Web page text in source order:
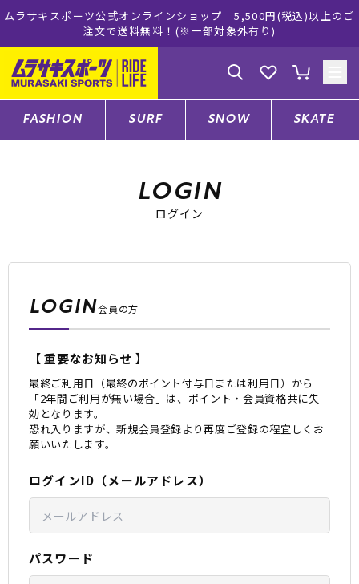
キスポーツ公式オンラインショップ 5,500円(税込)以上のご
注文で送料無料！(※一部対象外有り)
ム
ゲスト様
ログイン 会員登録
スノーTOP
スケートTOP
CONTENTS
特集一覧
RIDE LIFE MAGAZINE一
店頭受取サービス
FASHION SURF SNOW SKATE
LOGIN
ログイン
LOGIN会員の方
【 重要なお知らせ 】
最終ご利用日（最終のポイント付与日または利用日）から
「2年間ご利用が無い場合」は、ポイント・会員資格共に失
効となります。
恐れ入りますが、新規会員登録より再度ご登録の程宜しくお
願いいたします。
ログインID（メールアドレス）
パスワード